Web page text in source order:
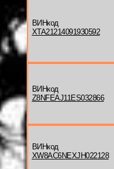
ВИНкод
XTA21214091930592
ВИНкод
Z8NFEAJ11ES032866
ВИНкод
XW8AC6NEXJH022128